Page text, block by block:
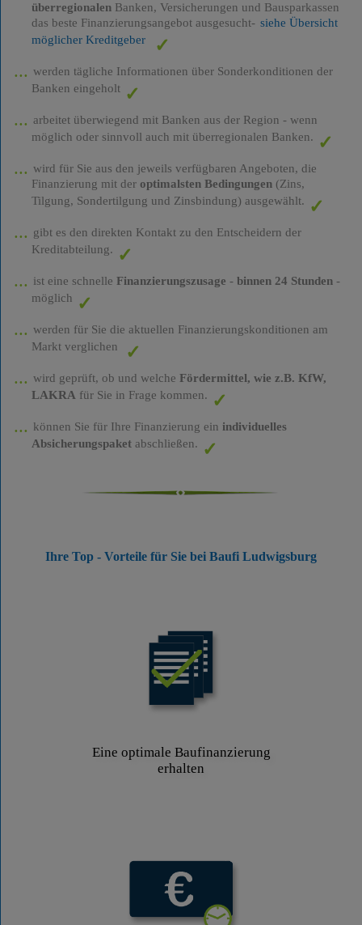
überregionalenBanken, Versicherungen und Bausparkassen
das beste Finanzierungsangebot ausgesucht- siehe Übersicht
möglicher Kreditgeber
werden tägliche Informationen über Sonderkonditionen der
Banken eingeholt
arbeitet überwiegend mit Banken aus der Region - wenn
möglich oder sinnvoll auch mit überregionalen Banken.
wird für Sie aus den jeweils verfügbaren Angeboten, die
Finanzierung mit der optimalsten Bedingungen(Zins,
Tilgung, Sondertilgung und Zinsbindung) ausgewählt.
gibt es den direkten Kontakt zu den Entscheidern der
Kreditabteilung.
ist eine schnelle Finanzierungszusage - binnen 24 Stunden-
möglich
werden für Sie die aktuellen Finanzierungskonditionen am
Markt verglichen
wird geprüft, ob und welche Fördermittel, wie z.B. KfW,
LAKRA für Sie in Frage kommen.
können Sie für Ihre Finanzierung ein individuelles
Absicherungspaketabschließen.
Ihre Top - Vorteile für Sie bei Baufi Ludwigsburg
Eine optimale Baufinanzierung
erhalten